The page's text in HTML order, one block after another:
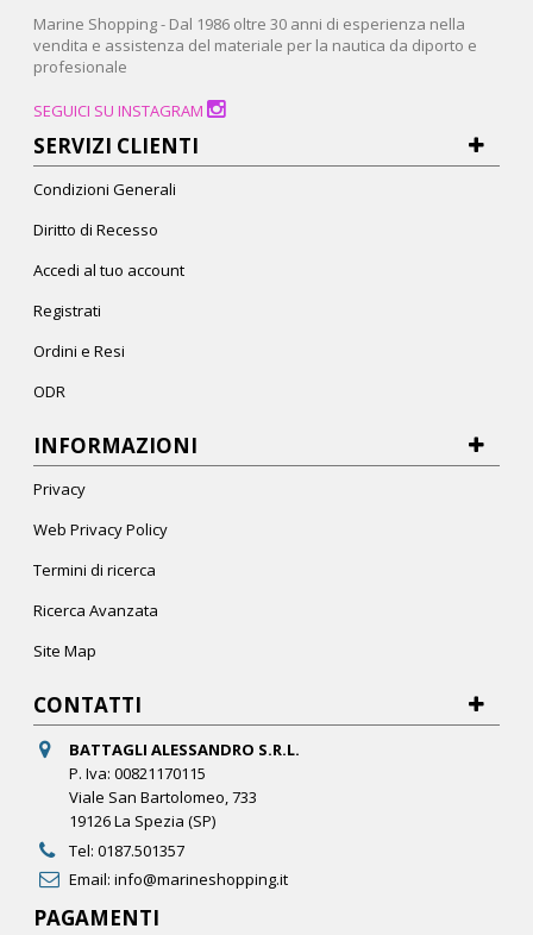
Marine Shopping - Dal 1986 oltre 30 anni di esperienza nella
vendita e assistenza del materiale per la nautica da diporto e
profesionale
SEGUICI SU INSTAGRAM
SERVIZI CLIENTI
Condizioni Generali
Diritto di Recesso
Accedi al tuo account
Registrati
Ordini e Resi
ODR
INFORMAZIONI
Privacy
Web Privacy Policy
Termini di ricerca
Ricerca Avanzata
Site Map
CONTATTI
BATTAGLI ALESSANDRO S.R.L.
P. Iva: 00821170115
Viale San Bartolomeo, 733
19126 La Spezia (SP)
Tel: 0187.501357
Email: info@marineshopping.it
PAGAMENTI